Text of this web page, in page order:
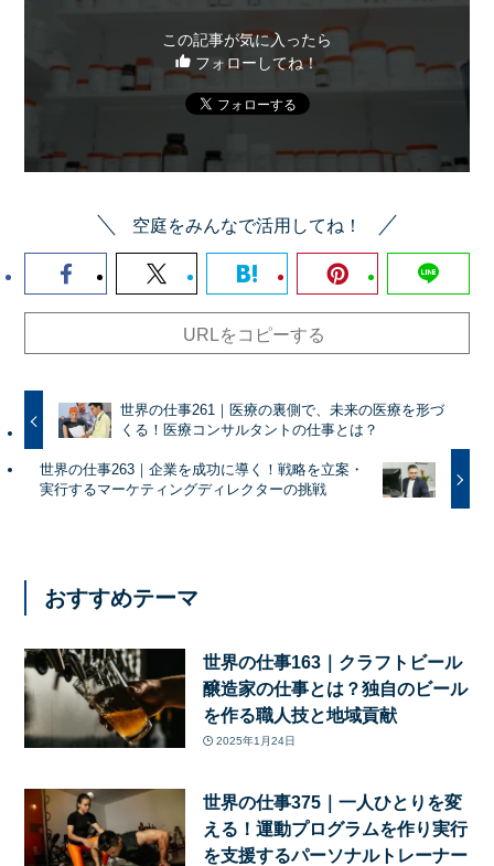
この記事が気に入ったら
フォローしてね！
空庭をみんなで活用してね！
URLをコピーする
世界の仕事261｜医療の裏側で、未来の医療を形づ
くる！医療コンサルタントの仕事とは？
世界の仕事263｜企業を成功に導く！戦略を立案・
実行するマーケティングディレクターの挑戦
おすすめテーマ
世界の仕事163｜クラフトビール
醸造家の仕事とは？独自のビール
を作る職人技と地域貢献
2025年1月24日
世界の仕事375｜一人ひとりを変
える！運動プログラムを作り実行
を支援するパーソナルトレーナー